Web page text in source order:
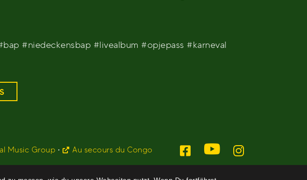
#niedeckensbap #livealbum #opjepass #karneval
Music Group • Au secours du Congo